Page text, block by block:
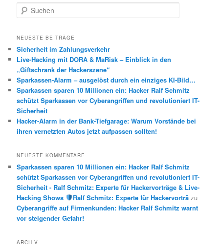
u
h
n
NEUESTE BEITRÄGE
Sicherheit im Zahlungsverkehr
Live-Hacking mit DORA & MaRisk – Einblick in den
„Giftschrank der Hackerszene“
Sparkassen-Alarm – ausgelöst durch ein einziges KI-Bild…
Sparkassen sparen 10 Millionen ein: Hacker Ralf Schmitz
schützt Sparkassen vor Cyberangriffen und revolutioniert IT-
Sicherheit
Hacker-Alarm in der Bank-Tiefgarage: Warum Vorstände bei
ihren vernetzten Autos jetzt aufpassen sollten!
NEUESTE KOMMENTARE
Sparkassen sparen 10 Millionen ein: Hacker Ralf Schmitz
schützt Sparkassen vor Cyberangriffen und revolutioniert IT-
Sicherheit - Ralf Schmitz: Experte für Hackervorträge & Live-
Hacking Shows
Ralf Schmitz: Experte für Hackervorträzu
Cyberangriffe auf Firmenkunden: Hacker Ralf Schmitz warnt
vor steigender Gefahr!
ARCHIV